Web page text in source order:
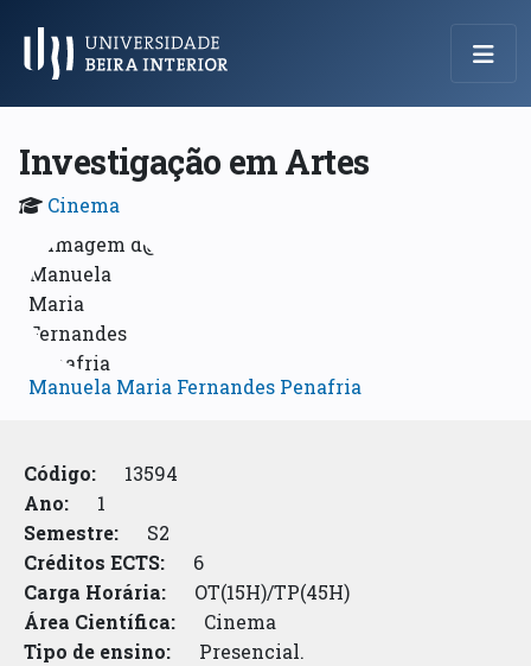
Menu Principal
Investigação em Artes
Cinema
Manuela Maria Fernandes Penafria
Código:
13594
Ano:
1
Semestre:
S2
Créditos ECTS:
6
Carga Horária:
OT(15H)/TP(45H)
Área Científica:
Cinema
Tipo de ensino:
Presencial.